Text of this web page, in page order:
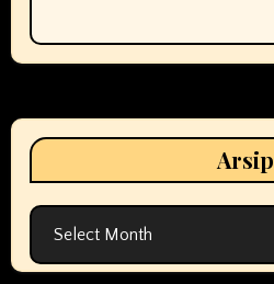
Arsip
Arsip